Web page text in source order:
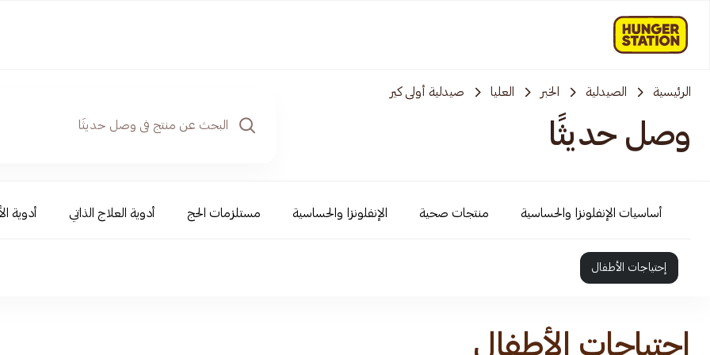
الرئيسية الصيدلية الخبر العليا صيدلية أولى كير
وصل حديثًا
أساسيات الإنفلونزا والحساسية منتجات صحية الإنفلونزا والحساسية مستلزمات الحج أدوية العلاج الذاتي أدوية
إحتياجات الأطفال
إحتياجات الأطفال